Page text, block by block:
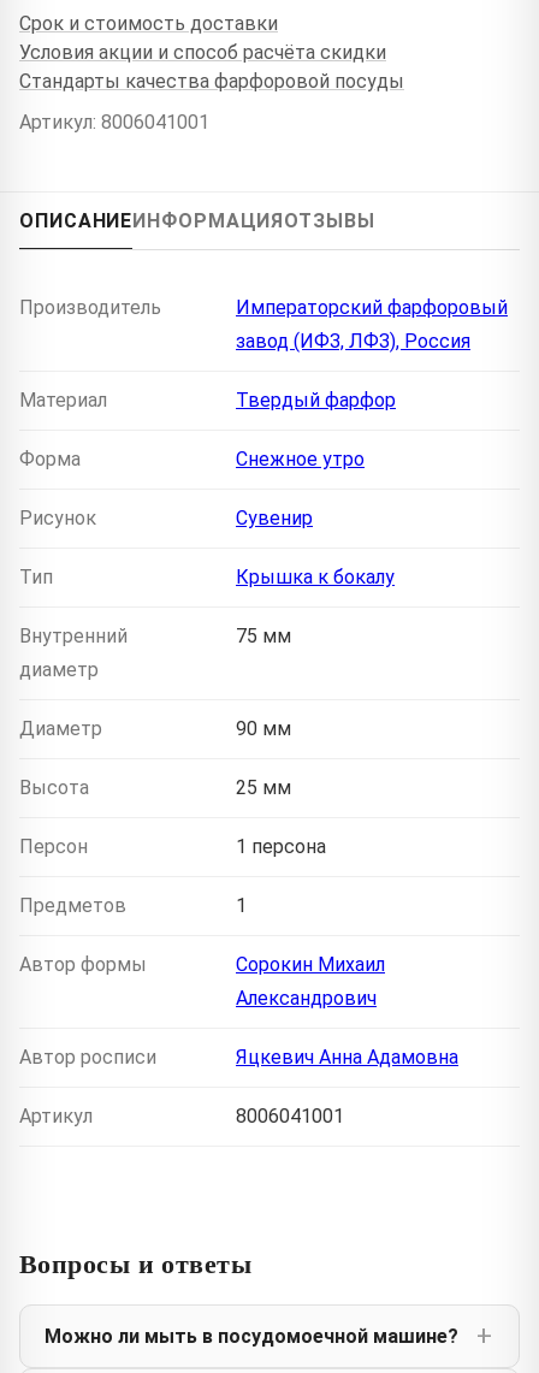
Срок и стоимость доставки
Условия акции и способ расчёта скидки
Стандарты качества фарфоровой посуды
Артикул: 8006041001
ОПИСАНИЕИНФОРМАЦИЯОТЗЫВЫ
Производитель
Императорский фарфоровый
завод (ИФЗ, ЛФЗ), Россия
Материал Твердый фарфор
Форма Снежное утро
Рисунок Сувенир
Тип Крышка к бокалу
Внутренний
диаметр
75 мм
Диаметр 90 мм
Высота 25 мм
Персон 1 персона
Предметов 1
Автор формы
Сорокин Михаил
Александрович
Автор росписи Яцкевич Анна Адамовна
Артикул 8006041001
Вопросы и ответы
Можно ли мыть в посудомоечной машине?